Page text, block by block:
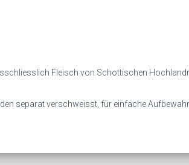
Fleisch von Schottischen
separat verschweisst, für einfache